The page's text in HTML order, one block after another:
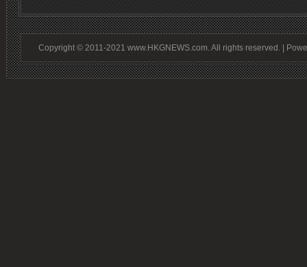
Copyright © 2011-2021 www.HKGNEWS.com. All rights reserved. |